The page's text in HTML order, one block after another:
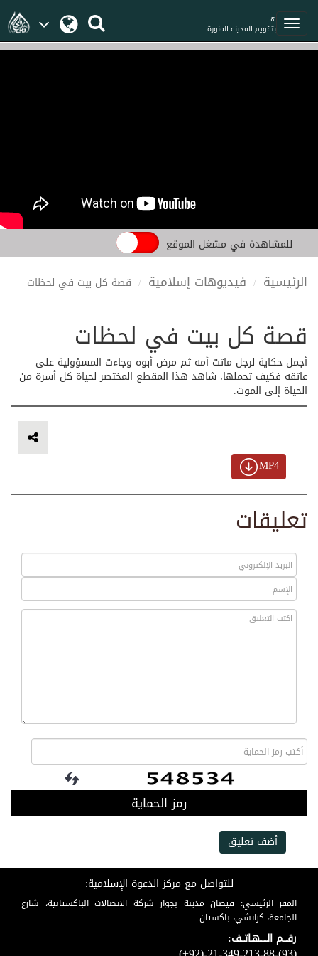
هـ
بتقويم المدينة المنورة
للمشاهدة في مشغل الموقع
الرئيسية فيديوهات إسلامية قصة كل بيت في لحظات
قصة كل بيت في لحظات
أجمل حكاية لرجل ماتت أمه ثم مرض أبوه وجاءت المسؤولية على
عاتقه فكيف تحملها، شاهد هذا المقطع المختصر لحياة كل أسرة من
الحياة إلى الموت.
MP4
تعليقات
رمز الحماية
أضف تعليق
للتواصل مع مركز الدعوة الإسلامية:
المقر الرئيسي: فيضان مدينة بجوار شركة الاتصالات الباكستانية، شارع
الجامعة، كراتشي، باكستان
رقـــم الـــــهـاتــف: